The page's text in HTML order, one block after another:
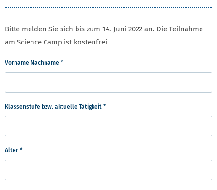
Bitte melden Sie sich bis zum 14. Juni 2022 an. Die Teilnahme
am Science Camp ist kostenfrei.
Vorname Nachname *
Klassenstufe bzw. aktuelle Tätigkeit *
Alter *